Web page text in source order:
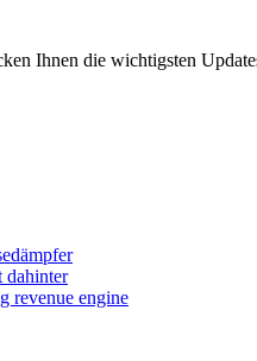
Ihnen die wichtigsten
dahinter
revenue engine